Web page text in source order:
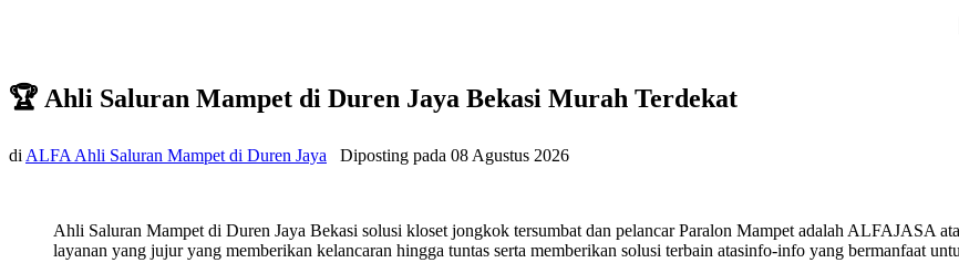
🏆 Ahli Saluran Mampet di Duren Jaya Bekasi Murah Terdekat
di ALFA Ahli Saluran Mampet di Duren Jaya Diposting pada 08 Agustus 2026
Ahli Saluran Mampet di Duren Jaya Bekasi solusi kloset jongkok tersumbat dan pelancar Paralon Mampet adalah ALFAJASA
layanan yang jujur yang memberikan kelancaran hingga tuntas serta memberikan solusi terbain atasinfo-info yang bermanfaat